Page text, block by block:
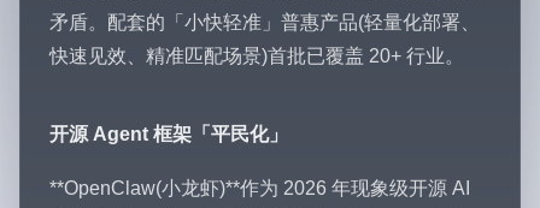
矛盾。配套的「小快轻准」普惠产品(轻量化部署、
快速见效、精准匹配场景)首批已覆盖 20+ 行业。
开源 Agent 框架「平民化」
**OpenClaw(小龙虾)**作为 2026 年现象级开源 AI